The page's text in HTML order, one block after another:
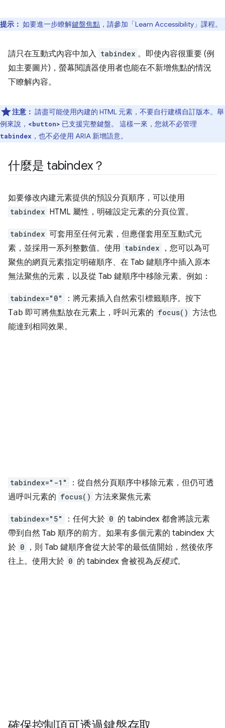
提示： 如要進一步瞭解鍵盤焦點 ，請參加「Learn Accessibility」課程。
請只在互動式內容中加入 tabindex 。即使內容很重要 (例
如主要圖片)，螢幕閱讀器使用者也能在不新增焦點的情況
下瞭解內容。
注意： 請盡可能使用內建的 HTML 元素，不要自行建構自訂版本。舉
例來說， <button> 已支援完整鍵盤。 這樣一來，您就不必管理
tabindex ，也不必使用 ARIA 新增語意。
什麼是 tabindex？
如要修改內建元素提供的預設分頁順序，可以使用
tabindex HTML 屬性，明確設定元素的分頁位置。
tabindex 可套用至任何元素，但應僅套用至互動式元
素，並採用一系列整數值。使用 tabindex
，您可以為可
聚焦的網頁元素指定明確順序、在 Tab 鍵順序中插入原本
無法聚焦的元素，以及從 Tab 鍵順序中移除元素。例如：
tabindex="0" ：將元素插入自然索引標籤順序。按下
Tab 即可將焦點放在元素上，呼叫元素的 focus() 方法也
能達到相同效果。
tabindex="-1"
：從自然分頁順序中移除元素，但仍可透
過呼叫元素的 focus() 方法來聚焦元素
tabindex="5" ：任何大於 0 的 tabindex 都會將該元素
帶到自然 Tab 順序的前方。如果有多個元素的 tabindex 大
於 0
，則 Tab 鍵順序會從大於零的最低值開始，然後依序
往上。使用大於 0 的 tabindex 會被視為反模式。